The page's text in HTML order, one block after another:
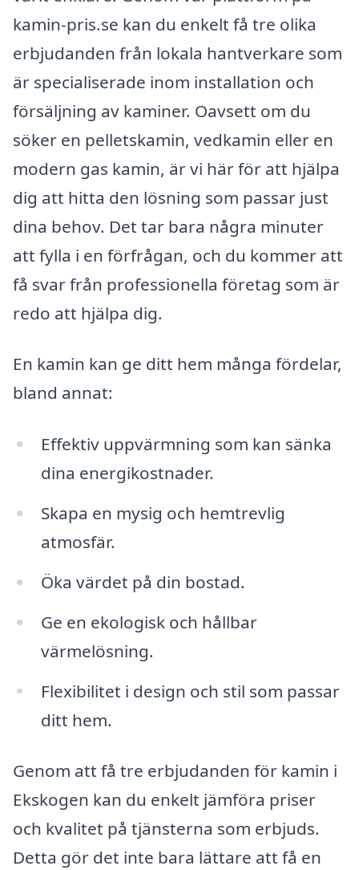
kamin-pris.se kan du enkelt få tre olika
erbjudanden från lokala hantverkare som
är specialiserade inom installation och
försäljning av kaminer. Oavsett om du
söker en pelletskamin, vedkamin eller en
modern gas kamin, är vi här för att hjälpa
dig att hitta den lösning som passar just
dina behov. Det tar bara några minuter
att fylla i en förfrågan, och du kommer att
få svar från professionella företag som är
redo att hjälpa dig.
En kamin kan ge ditt hem många fördelar,
bland annat:
Effektiv uppvärmning som kan sänka
dina energikostnader.
Skapa en mysig och hemtrevlig
atmosfär.
Öka värdet på din bostad.
Ge en ekologisk och hållbar
värmelösning.
Flexibilitet i design och stil som passar
ditt hem.
Genom att få tre erbjudanden för kamin i
Ekskogen kan du enkelt jämföra priser
och kvalitet på tjänsterna som erbjuds.
Detta gör det inte bara lättare att få en